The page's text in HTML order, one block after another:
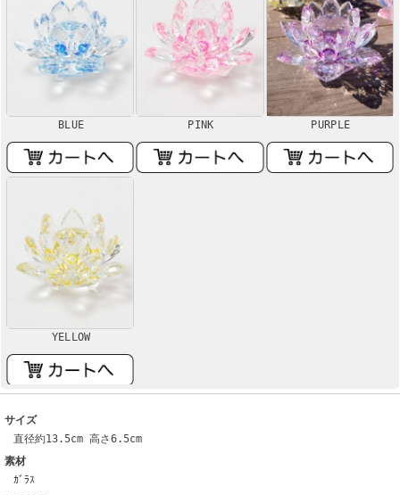
BLUE PINK PURPLE
YELLOW
サイズ
直径約13.5cm 高さ6.5cm
素材
ｶﾞﾗｽ